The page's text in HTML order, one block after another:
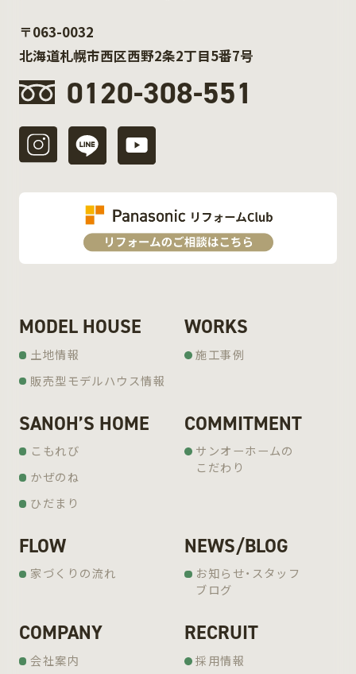
〒063-0032
北海道札幌市西区西野2条2丁目5番7号
0120-308-551
MODEL HOUSE
土地情報
販売型モデルハウス情報
WORKS
施工事例
SANOH’S HOME
こもれび
かぜのね
ひだまり
COMMITMENT
サンオーホームの
こだわり
FLOW
家づくりの流れ
NEWS/BLOG
お知らせ・スタッフ
ブログ
COMPANY
会社案内
RECRUIT
採用情報